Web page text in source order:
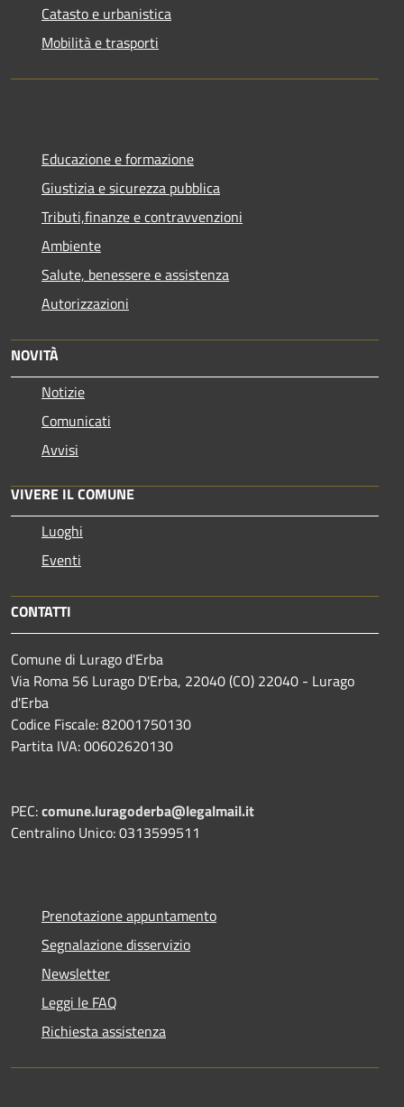
Catasto e urbanistica
Mobilità e trasporti
Educazione e formazione
Giustizia e sicurezza pubblica
Tributi,finanze e contravvenzioni
Ambiente
Salute, benessere e assistenza
Autorizzazioni
NOVITÀ
Notizie
Comunicati
Avvisi
VIVERE IL COMUNE
Luoghi
Eventi
CONTATTI
Comune di Lurago d'Erba
Via Roma 56 Lurago D'Erba, 22040 (CO) 22040 - Lurago
d'Erba
Codice Fiscale: 82001750130
Partita IVA: 00602620130
PEC:comune.luragoderba@legalmail.it
Centralino Unico: 0313599511
Prenotazione appuntamento
Segnalazione disservizio
Newsletter
Leggi le FAQ
Richiesta assistenza